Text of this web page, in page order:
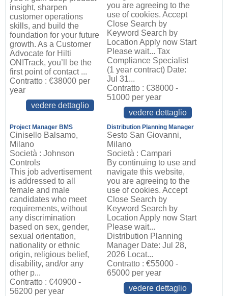
insight, sharpen
customer operations
skills, and build the
foundation for your future
growth. As a Customer
Advocate for Hilti
ON!Track, you’ll be the
first point of contact ...
Contratto : €38000 per
year
vedere dettaglio
you are agreeing to the
use of cookies. Accept
Close Search by
Keyword Search by
Location Apply now Start
Please wait... Tax
Compliance Specialist
(1 year contract) Date:
Jul 31...
Contratto : €38000 -
51000 per year
vedere dettaglio
Project Manager BMS
Cinisello Balsamo,
Milano
Società : Johnson
Controls
This job advertisement
is addressed to all
female and male
candidates who meet
requirements, without
any discrimination
based on sex, gender,
sexual orientation,
nationality or ethnic
origin, religious belief,
disability, and/or any
other p...
Contratto : €40900 -
56200 per year
Distribution Planning Manager
Sesto San Giovanni,
Milano
Società : Campari
By continuing to use and
navigate this website,
you are agreeing to the
use of cookies. Accept
Close Search by
Keyword Search by
Location Apply now Start
Please wait...
Distribution Planning
Manager Date: Jul 28,
2026 Locat...
Contratto : €55000 -
65000 per year
vedere dettaglio